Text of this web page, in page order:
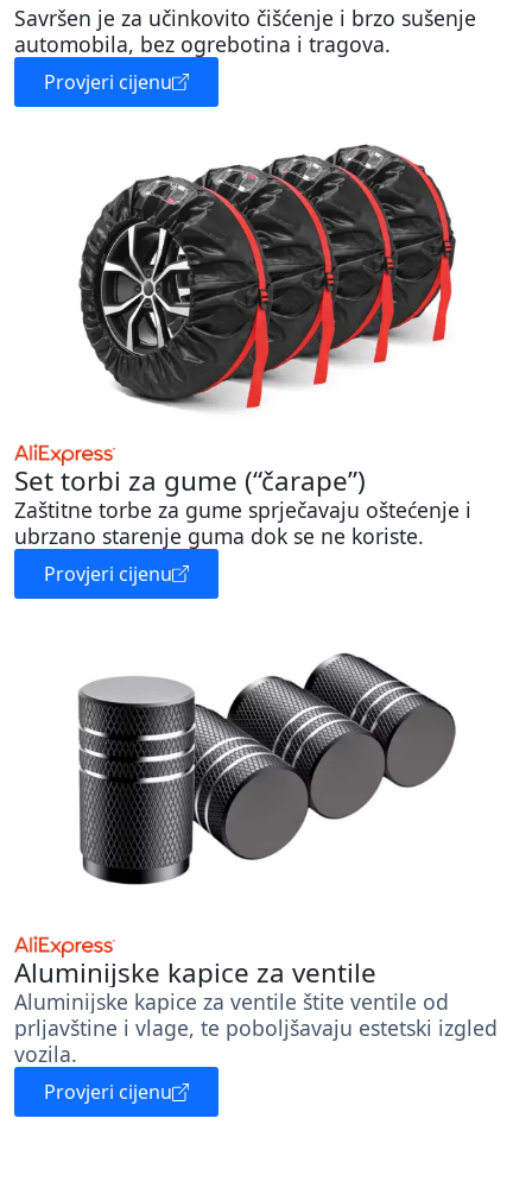
Savršen je za učinkovito čišćenje i brzo sušenje
automobila, bez ogrebotina i tragova.
Provjeri cijenu
Set torbi za gume (“čarape”)
Zaštitne torbe za gume sprječavaju oštećenje i
ubrzano starenje guma dok se ne koriste.
Provjeri cijenu
Aluminijske kapice za ventile
Aluminijske kapice za ventile štite ventile od
prljavštine i vlage, te poboljšavaju estetski izgled
vozila.
Provjeri cijenu